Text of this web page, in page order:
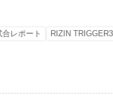
合レポート RIZIN TRIGGER3